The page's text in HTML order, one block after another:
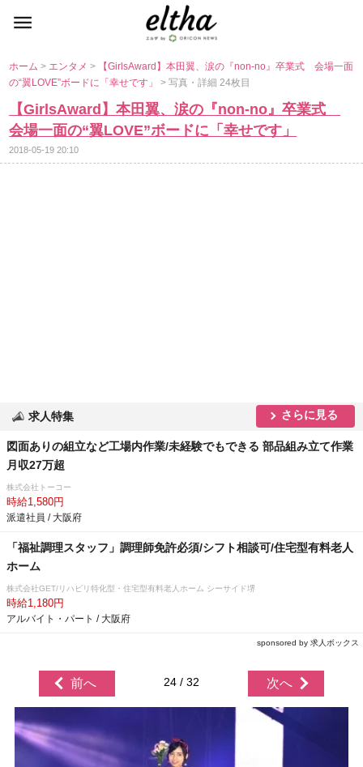
ホーム> エンタメ>
【GirlsAward】本田翼、涙の『non-no』卒業式 会場一面
の“翼LOVE”ボードに「幸せです」> 写真・詳細 24枚目
【GirlsAward】本田翼、涙の『non-no』卒業式
会場一面の“翼LOVE”ボードに「幸せです」
2018-05-19 20:10
求人特集 さらに見る
図面ありの組立など工場内作業/未経験でもできる 部品組み立て作業
月収27万超
株式会社トーコー
時給1,580円
派遣社員 / 大阪府
「福祉調理スタッフ」調理師免許必須/シフト相談可/住宅型有料老人
ホーム
株式会社GET/リハビリ特化型・住宅型有料老人ホーム シーサイド堺
時給1,180円
アルバイト・パート / 大阪府
sponsored by 求人ボックス
前へ 24 / 32 次へ